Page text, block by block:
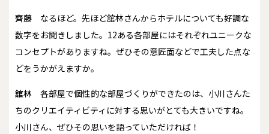
齊藤
なるほど。先ほど舘林さんからホテルについても好調な
数字をお聞きしました。12ある各部屋にはそれぞれユニークな
コンセプトがありますね。ぜひその意匠面などで工夫した点な
どをうかがえますか。
舘林
各部屋で個性的な部屋づくりができたのは、小川さんた
ちのクリエイティビティに対する思いがとても大きいですね。
小川さん、ぜひその思いを語っていただければ！